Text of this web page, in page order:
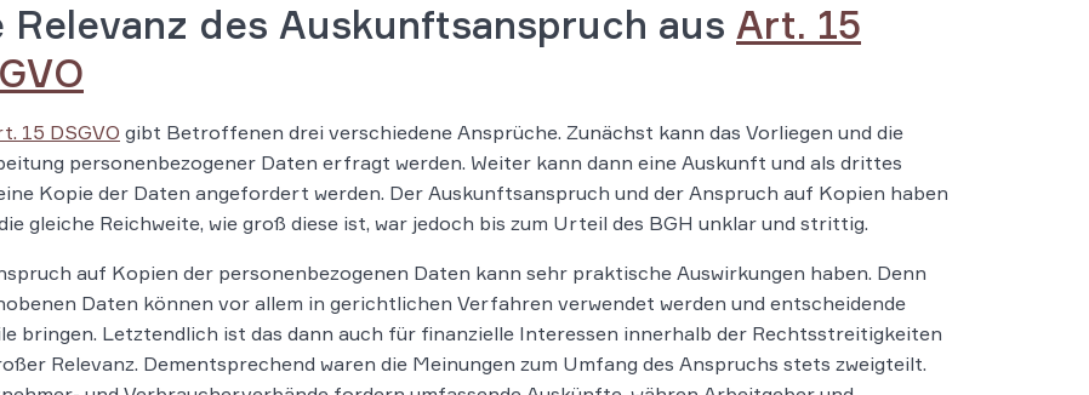
Relevanz des Auskunftsanspruch aus Art. 15
15 DSGVO gibt Betroffenen drei verschiedene Ansprüche. Zunächst kann das Vorliegen und die
personenbezogener Daten erfragt werden. Weiter kann dann eine Auskunft und als drittes
Kopie der Daten angefordert werden. Der Auskunftsanspruch und der Anspruch auf Kopien haben
gleiche Reichweite, wie groß diese ist, war jedoch bis zum Urteil des BGH unklar und strittig.
auf Kopien der personenbezogenen Daten kann sehr praktische Auswirkungen haben. Denn
Daten können vor allem in gerichtlichen Verfahren verwendet werden und entscheidende
bringen. Letztendlich ist das dann auch für finanzielle Interessen innerhalb der Rechtsstreitigkeiten
Relevanz. Dementsprechend waren die Meinungen zum Umfang des Anspruchs stets zweigteilt.